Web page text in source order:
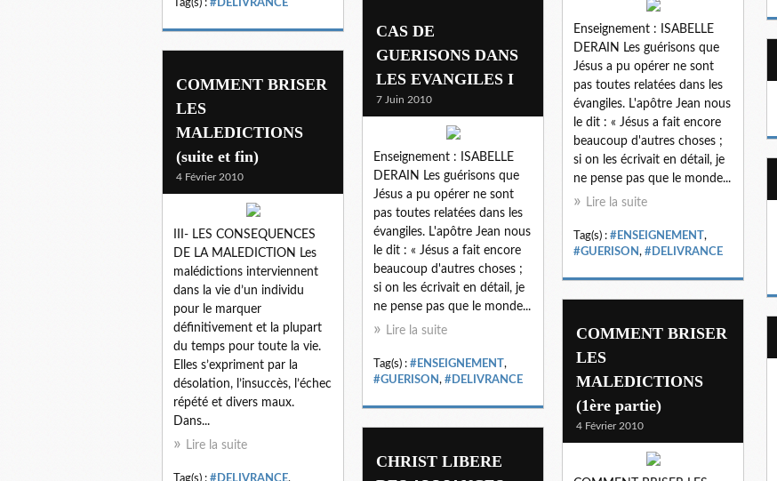
Tag(s) : #DELIVRANCE
Enseignement : ISABELLE
DERAIN Les guérisons que
Jésus a pu opérer ne sont
pas toutes relatées dans les
évangiles. L'apôtre Jean nous
le dit : « Jésus a fait encore
beaucoup d'autres choses ;
si on les écrivait en détail, je
ne pense pas que le monde...
Lire la suite
Tag(s) : #ENSEIGNEMENT,
#GUERISON, #DELIVRANCE
CAS DE
GUERISONS DANS
LES EVANGILES I
7 Juin 2010
Enseignement : ISABELLE
DERAIN Les guérisons que
Jésus a pu opérer ne sont
pas toutes relatées dans les
évangiles. L'apôtre Jean nous
le dit : « Jésus a fait encore
beaucoup d'autres choses ;
si on les écrivait en détail, je
ne pense pas que le monde...
Lire la suite
Tag(s) : #ENSEIGNEMENT,
#GUERISON, #DELIVRANCE
COMMENT BRISER
LES
MALEDICTIONS
(suite et fin)
4 Février 2010
III- LES CONSEQUENCES
DE LA MALEDICTION Les
malédictions interviennent
dans la vie d’un individu
pour le marquer
définitivement et la plupart
du temps pour toute la vie.
Elles s’expriment par la
désolation, l’insuccès, l’échec
répété et divers maux.
Dans...
Lire la suite
Tag(s) : #DELIVRANCE,
COMMENT BRISER
LES
MALEDICTIONS
(1ère partie)
4 Février 2010
CHRIST LIBERE